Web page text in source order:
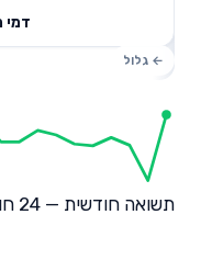
דמי
תשואה חודשית — 24 חודשים אחרונים